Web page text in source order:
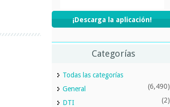
¡Descarga la aplicación!
Categorías
Todas las categorías
General
(6,490)
DTI (2)